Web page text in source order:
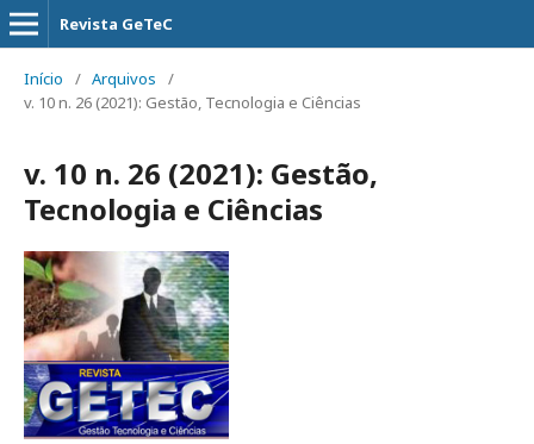
Revista GeTeC
Início / Arquivos
/
v. 10 n. 26 (2021): Gestão, Tecnologia e Ciências
v. 10 n. 26 (2021): Gestão,
Tecnologia e Ciências